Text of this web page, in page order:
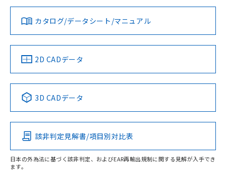
ダウンロードデータをご利用いただく前に、以下を必ずお読
みください。
ソフトウェアの使用条件
対応済み
中国 RoHS 注意事項・凡例
Pb Hg Cd Cr(VI)
O
LR型式承認
（イギリス
船舶規格）
DNV型式承認
（ノルウェー
BV型式承認
（フランス
KR型式
（韓国
No No No No
この製品の規格認証/適合状況ページへ
その他の認証はこちらのページからご検索ください
カタログ/データシート/マニュアル
2D CADデータ
3D CADデータ
該非判定見解書/項目別対比表
日本の外為法に基づく該非判定、およびEAR再輸出規制に関する見解が入手でき
ます。